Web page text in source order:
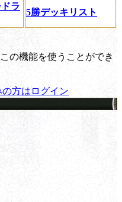
ラ
5勝デッキリスト
の機能を使うことができ
方はログイン